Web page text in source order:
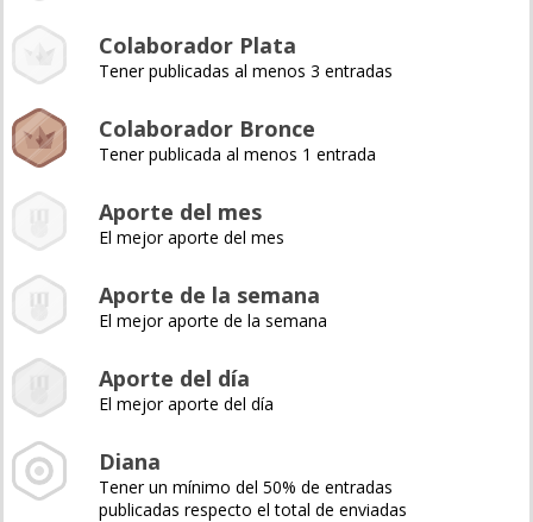
Colaborador Plata
Tener publicadas al menos 3 entradas
Colaborador Bronce
Tener publicada al menos 1 entrada
Aporte del mes
El mejor aporte del mes
Aporte de la semana
El mejor aporte de la semana
Aporte del día
El mejor aporte del día
Diana
Tener un mínimo del 50% de entradas
publicadas respecto el total de enviadas